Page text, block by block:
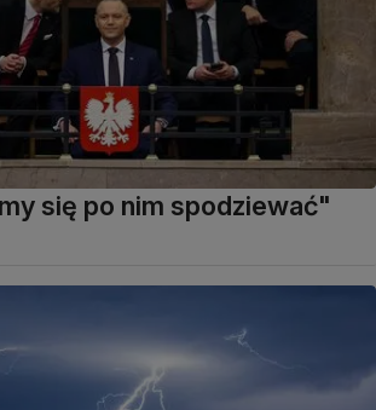
się po nim spodziewać"